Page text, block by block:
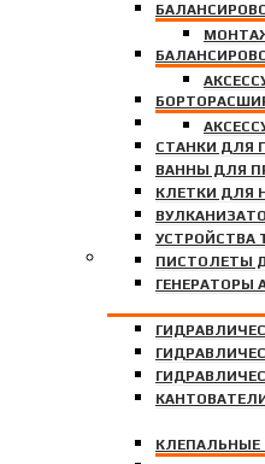
БУСТЕРЫ
СТАНКИ ДЛЯ
ВАННЫ ДЛЯ
КЛЕТКИ ДЛЯ
УСТРОЙСТВА
ПИСТОЛЕТЫ
ГЕНЕРАТОРЫ
ГАРАЖНОЕ
КЛЕПАЛЬНЫЕ